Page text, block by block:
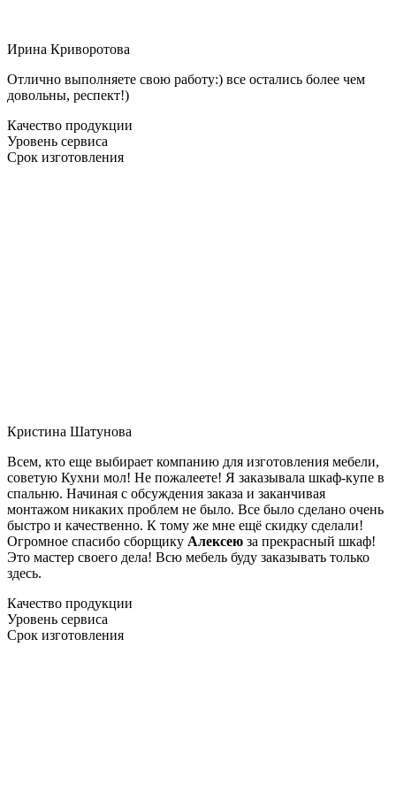
Ирина Криворотова
Отлично выполняете свою работу:) все остались более чем
довольны, респект!)
Качество продукции
Уровень сервиса
Срок изготовления
Кристина Шатунова
Всем, кто еще выбирает компанию для изготовления мебели,
советую Кухни мол! Не пожалеете! Я заказывала шкаф-купе в
спальню. Начиная с обсуждения заказа и заканчивая
монтажом никаких проблем не было. Все было сделано очень
быстро и качественно. К тому же мне ещё скидку сделали!
Огромное спасибо сборщику Алексею за прекрасный шкаф!
Это мастер своего дела! Всю мебель буду заказывать только
здесь.
Качество продукции
Уровень сервиса
Срок изготовления